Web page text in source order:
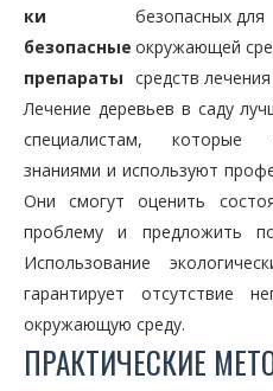
ки
безопасные
препараты
безопасных для
окружающей
средств лечения
Лечение деревьев в саду
специалистам, которые
знаниями и используют
Они смогут оценить
проблему и предложить
Использование
гарантирует отсутствие
окружающую среду.
ПРАКТИЧЕСКИЕ